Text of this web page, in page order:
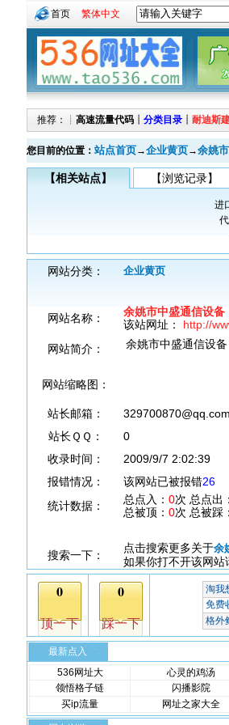
首页 繁体中文
推荐：┊ 高速流量代码 ┊ 分类目录 ┊ 耐迪斯
您目前的位置： 站点首页→企业黄页→余姚
【相关站点】 【浏览记录】
进
网站分类： 企业黄页
网站名称：
余姚市中盛通信设备
该站网址： http://
网站简介：
余姚市中盛通信设备
网站缩略图：
站长邮箱：
329700870@qq.com
站长ＱＱ：
0
收录时间：
2009/9/7 2:02:39
报错情况：
该网站已被报错26
统计数据：
总点入： 0次 总点出：
总被顶： 0次 总被踩：
搜索一下：
点击搜索更多关于余
如果你打不开该网站
最新点入
536网址大
心灵的鸡汤
领悟格子链
闪播影院
买ip流量
网址之家大全